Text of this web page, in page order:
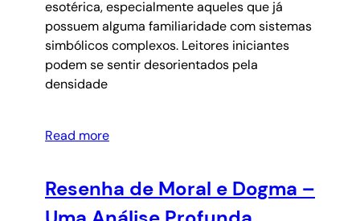
esotérica, especialmente aqueles que já
possuem alguma familiaridade com sistemas
simbólicos complexos. Leitores iniciantes
podem se sentir desorientados pela
densidade
Read more
Resenha de Moral e Dogma –